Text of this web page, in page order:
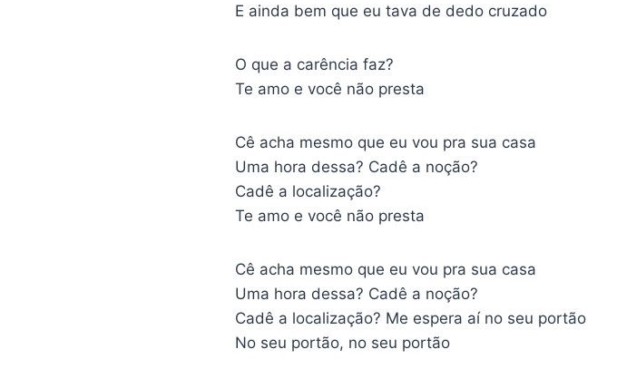
E ainda bem que eu tava de dedo cruzado
O que a carência faz?
Te amo e você não presta
Cê acha mesmo que eu vou pra sua casa
Uma hora dessa? Cadê a noção?
Cadê a localização?
Te amo e você não presta
Cê acha mesmo que eu vou pra sua casa
Uma hora dessa? Cadê a noção?
Cadê a localização? Me espera aí no seu portão
No seu portão, no seu portão